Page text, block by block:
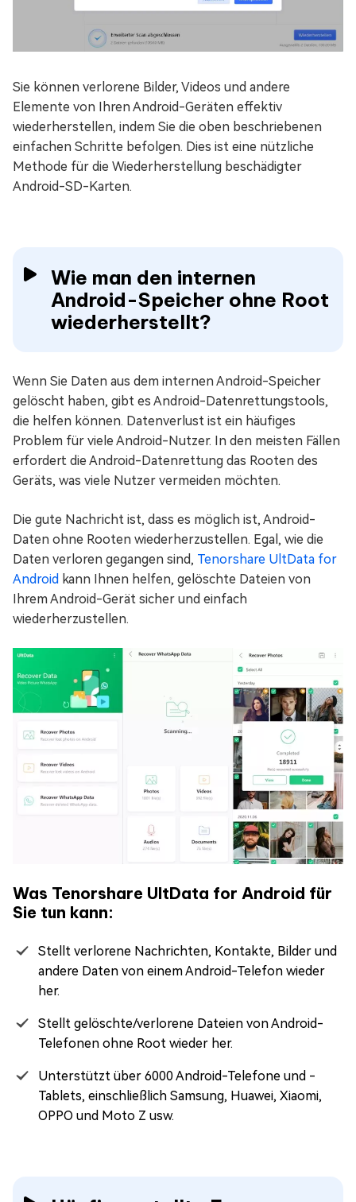
Sie können verlorene Bilder, Videos und andere
Elemente von Ihren Android-Geräten effektiv
wiederherstellen, indem Sie die oben beschriebenen
einfachen Schritte befolgen. Dies ist eine nützliche
Methode für die Wiederherstellung beschädigter
Android-SD-Karten.
Wie man den internen
Android-Speicher ohne Root
wiederherstellt?
Wenn Sie Daten aus dem internen Android-Speicher
gelöscht haben, gibt es Android-Datenrettungstools,
die helfen können. Datenverlust ist ein häufiges
Problem für viele Android-Nutzer. In den meisten Fällen
erfordert die Android-Datenrettung das Rooten des
Geräts, was viele Nutzer vermeiden möchten.
Die gute Nachricht ist, dass es möglich ist, Android-
Daten ohne Rooten wiederherzustellen. Egal, wie die
Daten verloren gegangen sind, Tenorshare UltData for
Android kann Ihnen helfen, gelöschte Dateien von
Ihrem Android-Gerät sicher und einfach
wiederherzustellen.
Was Tenorshare UltData for Android für
Sie tun kann:
Stellt verlorene Nachrichten, Kontakte, Bilder und
andere Daten von einem Android-Telefon wieder
her.
Stellt gelöschte/verlorene Dateien von Android-
Telefonen ohne Root wieder her.
Unterstützt über 6000 Android-Telefone und -
Tablets, einschließlich Samsung, Huawei, Xiaomi,
OPPO und Moto Z usw.